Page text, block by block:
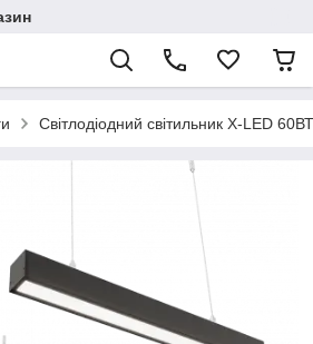
Світлодіодний світильник X-LED